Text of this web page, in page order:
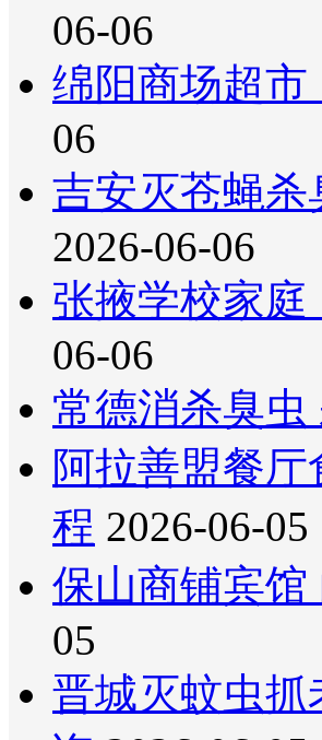
06-06
绵阳商场超市
06
吉安灭苍蝇杀
2026-06-06
张掖学校家
06-06
常德消杀臭
阿拉善盟餐
程 2026-06-05
保山商铺宾馆
05
晋城灭蚊虫